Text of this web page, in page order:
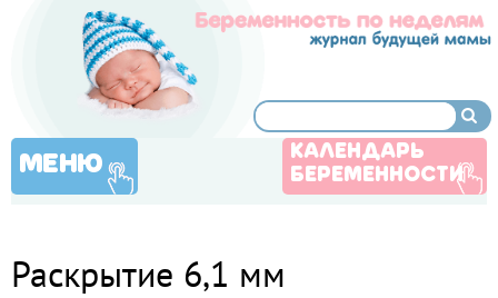
МЕНЮ
КАЛЕНДАРЬ
БЕРЕМЕННОСТИ
Раскрытие 6,1 мм